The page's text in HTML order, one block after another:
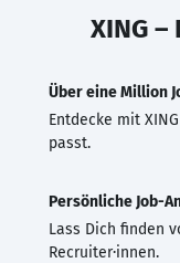
XING
Über eine Million
Entdecke mit
passt.
Persönliche Job-
Lass Dich finden
Recruiter·innen.